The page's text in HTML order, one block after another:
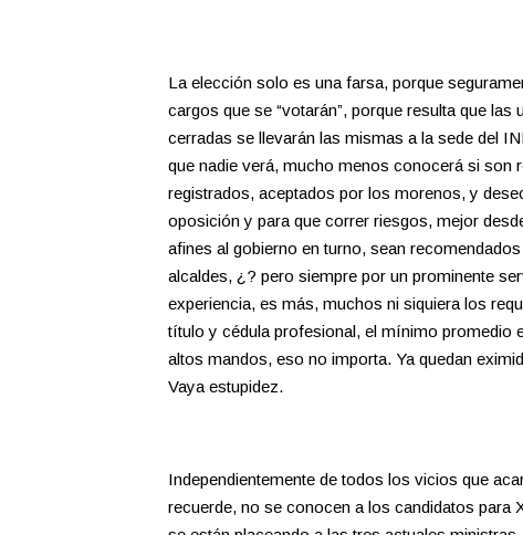
La elección solo es una farsa, porque
cargos que se “votarán”, porque resulta que
cerradas se llevarán las mismas a la sede del
que nadie verá, mucho menos conocerá si son
registrados, aceptados por los morenos, y
oposición y para que correr riesgos, mejor
afines al gobierno en turno, sean
alcaldes, ¿? pero siempre por un prominente
experiencia, es más, muchos ni siquiera los
título y cédula profesional, el mínimo promedio
altos mandos, eso no importa. Ya quedan
Vaya estupidez.
Independientemente de todos los vicios que
recuerde, no se conocen a los candidatos para